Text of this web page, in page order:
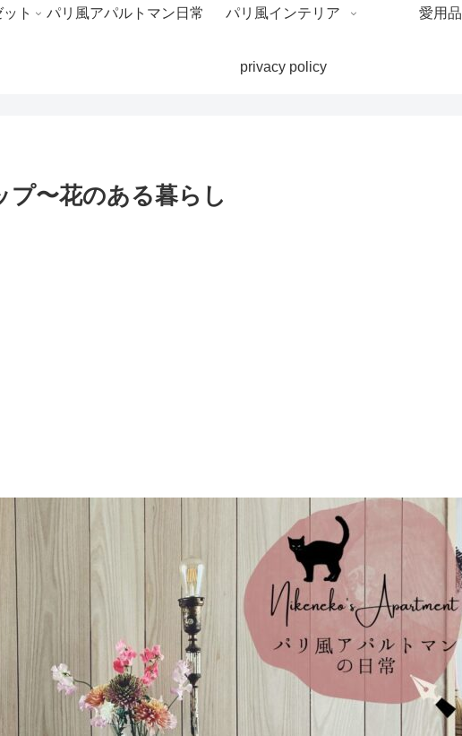
ト パリ風アパルトマン日常 パリ風インテリア 愛用品
privacy policy
〜花のある暮らし